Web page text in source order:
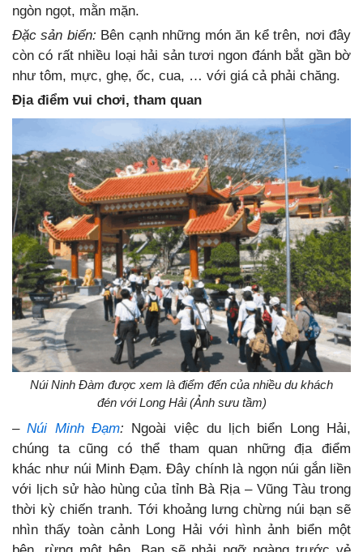
ngòn ngọt, mằn mặn.
Đặc sản biển: Bên cạnh những món ăn kể trên, nơi đây
còn có rất nhiều loại hải sản tươi ngon đánh bắt gần bờ
như tôm, mực, ghẹ, ốc, cua, … với giá cả phải chăng.
Địa điểm vui chơi, tham quan
Núi Ninh Đàm được xem là điểm đến của nhiều du khách
đén với Long Hải (Ảnh sưu tầm)
–Núi Minh Đạm: Ngoài việc du lịch biển Long Hải,
chúng ta cũng có thể tham quan những địa điểm
khác như núi Minh Đạm. Đây chính là ngọn núi gắn liền
với lịch sử hào hùng của tỉnh Bà Rịa – Vũng Tàu trong
thời kỳ chiến tranh. Tới khoảng lưng chừng núi bạn sẽ
nhìn thấy toàn cảnh Long Hải với hình ảnh biển một